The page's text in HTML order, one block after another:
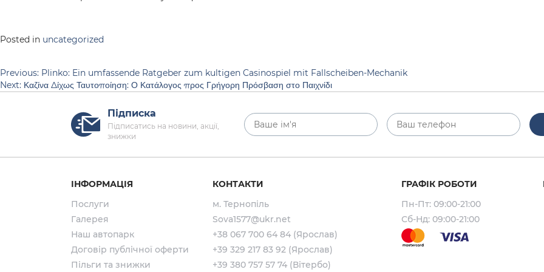
Posted in uncategorized
Навігація
записів
Previous: Plinko: Ein umfassende Ratgeber zum kultigen Casinospiel mit Fallscheiben-Mechanik
Next: Καζίνα Δίχως Ταυτοποίηση: Ο Κατάλογος προς Γρήγορη Πρόσβαση στο Παιχνίδι
Підписка
Підписатись на новини, акції,
знижки
ІНФОРМАЦІЯ
Послуги
Галерея
Наш автопарк
Договір публічної оферти
Пільги та знижки
КОНТАКТИ
м. Тернопіль
Sova1577@ukr.net
+38 067 700 64 84 (Ярослав)
+39 329 217 83 92 (Ярослав)
+39 380 757 57 74 (Вітербо)
ГРАФІК РОБОТИ
Пн-Пт: 09:00-21:00
Сб-Нд: 09:00-21:00